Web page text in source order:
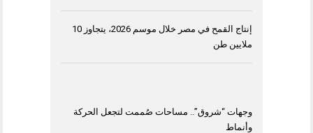
إنتاج القمح في مصر خلال موسم 2026، يتجاوز 10
ملايين طن
وجهات “شروق”.. مساحات صُممت لتجعل الحركة
وأنماط